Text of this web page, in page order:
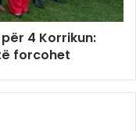
4 Korrikun:
forcohet